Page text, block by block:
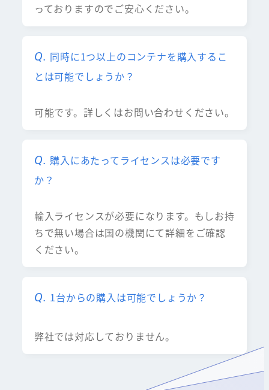
っておりますのでご安心ください。
同時に1つ以上のコンテナを購入するこ
とは可能でしょうか？
可能です。詳しくはお問い合わせください。
購入にあたってライセンスは必要です
か？
輸入ライセンスが必要になります。もしお持
ちで無い場合は国の機関にて詳細をご確認
ください。
1台からの購入は可能でしょうか？
弊社では対応しておりません。